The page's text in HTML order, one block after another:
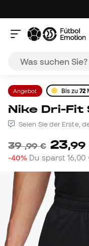
Angebot Bis zu72
Nike Dri-
Seien Sie der Erste,
39,99 € 23,99
-40% Du sparst16,00